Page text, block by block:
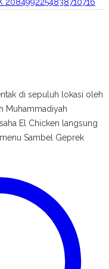
di sepuluh lokasi oleh
Muhammadiyah
El Chicken langsung
Sambel Geprek